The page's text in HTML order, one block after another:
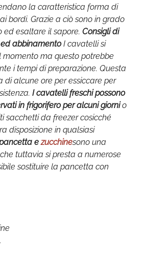
la caratteristica forma di
bordi. Grazie a ciò sono in grado
ed esaltare il sapore. Consigli di
abbinamentoI cavatelli si
momento ma questo potrebbe
i tempi di preparazione. Questa
di alcune ore per essiccare per
I cavatelli freschi possono
in frigorifero per alcuni giornio
sacchetti da freezer cosicché
disposizione in qualsiasi
ezucchinesono una
tuttavia si presta a numerose
sostituire la pancetta con